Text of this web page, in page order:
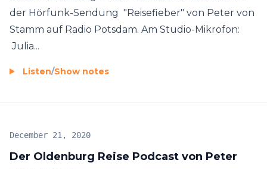
der Hörfunk-Sendung "Reisefieber" von Peter von
Stamm auf Radio Potsdam. Am Studio-Mikrofon:
Julia...
Listen/Show notes
Der Oldenburg Reise Podcast von Peter
December 21, 2020